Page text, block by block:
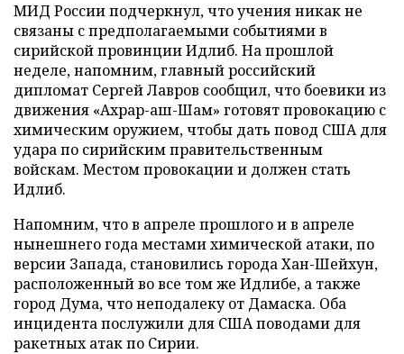
МИД России подчеркнул, что учения никак не
связаны с предполагаемыми событиями в
сирийской провинции Идлиб. На прошлой
неделе, напомним, главный российский
дипломат Сергей Лавров сообщил, что боевики из
движения «Ахрар-аш-Шам» готовят провокацию с
химическим оружием, чтобы дать повод США для
удара по сирийским правительственным
войскам. Местом провокации и должен стать
Идлиб.
Напомним, что в апреле прошлого и в апреле
нынешнего года местами химической атаки, по
версии Запада, становились города Хан-Шейхун,
расположенный во все том же Идлибе, а также
город Дума, что неподалеку от Дамаска. Оба
инцидента послужили для США поводами для
ракетных атак по Сирии.